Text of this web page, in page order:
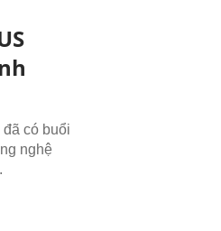
đã có buổi
nghệ